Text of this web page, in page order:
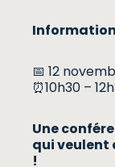
📅 12
⏰10h30 –
Une
qui veulent
!